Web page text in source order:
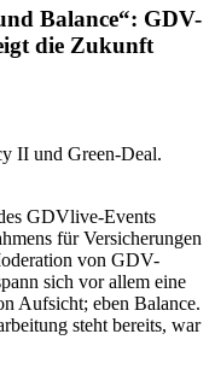
Balance“: GDV-
die Zukunft
II und Green-Deal.
GDV­live-Events
für Versicherungen
von GDV-
sich vor allem eine
Aufsicht; eben Balance.
steht bereits, war